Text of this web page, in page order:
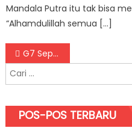
Mandala Putra itu tak bisa
“Alhamdulillah semua […]
Navigasi pos
G7 Sepakati Pajak Perusahaan Global, Ditjen Pajak: Tak Langsung Pengaruhi RI
Cari untuk:
POS-POS TERBARU